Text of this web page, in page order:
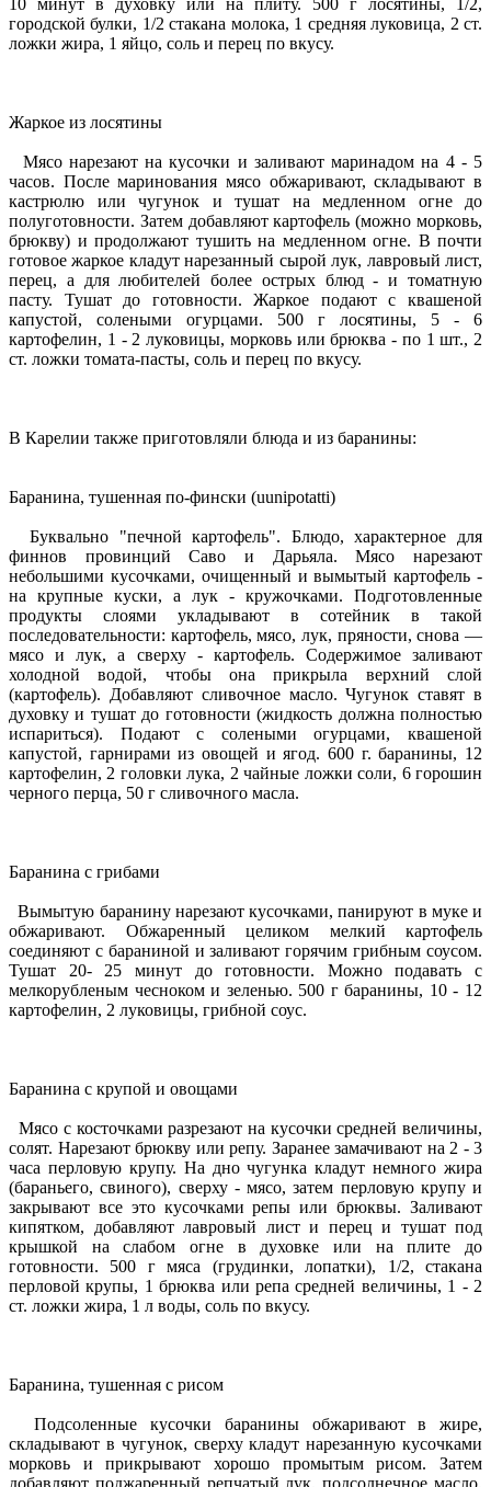
городской булки, 1/2 стакана молока, 1 средняя луковица, 2 ст.
ложки жира, 1 яйцо, соль и перец по вкусу.
Жаркое из лосятины
Мясо нарезают на кусочки и заливают маринадом на 4 - 5
часов. После маринования мясо обжаривают, складывают в
кастрюлю или чугунок и тушат на медленном огне до
полуготовности. Затем добавляют картофель (можно морковь,
брюкву) и продолжают тушить на медленном огне. В почти
готовое жаркое кладут нарезанный сырой лук, лавровый лист,
перец, а для любителей более острых блюд - и томатную
пасту. Тушат до готовности. Жаркое подают с квашеной
капустой, солеными огурцами. 500 г лосятины, 5 - 6
картофелин, 1 - 2 луковицы, морковь или брюква - по 1 шт., 2
ст. ложки томата-пасты, соль и перец по вкусу.
В Карелии также приготовляли блюда и из баранины:
Баранина, тушенная по-фински (uunipotatti)
Буквально "печной картофель". Блюдо, характерное для
финнов провинций Саво и Дарьяла. Мясо нарезают
небольшими кусочками, очищенный и вымытый картофель -
на крупные куски, а лук - кружочками. Подготовленные
продукты слоями укладывают в сотейник в такой
последовательности: картофель, мясо, лук, пряности, снова —
мясо и лук, а сверху - картофель. Содержимое заливают
холодной водой, чтобы она прикрыла верхний слой
(картофель). Добавляют сливочное масло. Чугунок ставят в
духовку и тушат до готовности (жидкость должна полностью
испариться). Подают с солеными огурцами, квашеной
капустой, гарнирами из овощей и ягод. 600 г. баранины, 12
картофелин, 2 головки лука, 2 чайные ложки соли, 6 горошин
черного перца, 50 г сливочного масла.
Баранина с грибами
Вымытую баранину нарезают кусочками, панируют в муке и
обжаривают. Обжаренный целиком мелкий картофель
соединяют с бараниной и заливают горячим грибным соусом.
Тушат 20- 25 минут до готовности. Можно подавать с
мелкорубленым чесноком и зеленью. 500 г баранины, 10 - 12
картофелин, 2 луковицы, грибной соус.
Баранина с крупой и овощами
Мясо с косточками разрезают на кусочки средней величины,
солят. Нарезают брюкву или репу. Заранее замачивают на 2 - 3
часа перловую крупу. На дно чугунка кладут немного жира
(бараньего, свиного), сверху - мясо, затем перловую крупу и
закрывают все это кусочками репы или брюквы. Заливают
кипятком, добавляют лавровый лист и перец и тушат под
крышкой на слабом огне в духовке или на плите до
готовности. 500 г мяса (грудинки, лопатки), 1/2, стакана
перловой крупы, 1 брюква или репа средней величины, 1 - 2
ст. ложки жира, 1 л воды, соль по вкусу.
Баранина, тушенная с рисом
Подсоленные кусочки баранины обжаривают в жире,
складывают в чугунок, сверху кладут нарезанную кусочками
морковь и прикрывают хорошо промытым рисом. Затем
добавляют поджаренный репчатый лук, подсолнечное масло,